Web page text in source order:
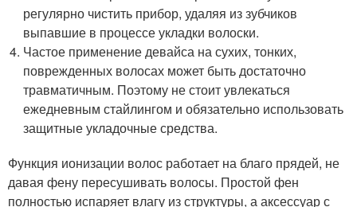
регулярно чистить прибор, удаляя из зубчиков
выпавшие в процессе укладки волоски.
Частое применение девайса на сухих, тонких,
поврежденных волосах может быть достаточно
травматичным. Поэтому не стоит увлекаться
ежедневным стайлингом и обязательно использовать
защитные укладочные средства.
Функция ионизации волос работает на благо прядей, не
давая фену пересушивать волосы. Простой фен
полностью испаряет влагу из структуры, а аксессуар с